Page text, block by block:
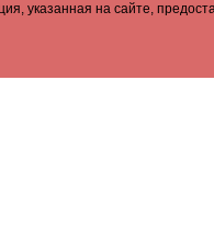
указанная на сайте,